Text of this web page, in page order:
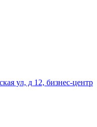
ул, д 12, бизнес-центр